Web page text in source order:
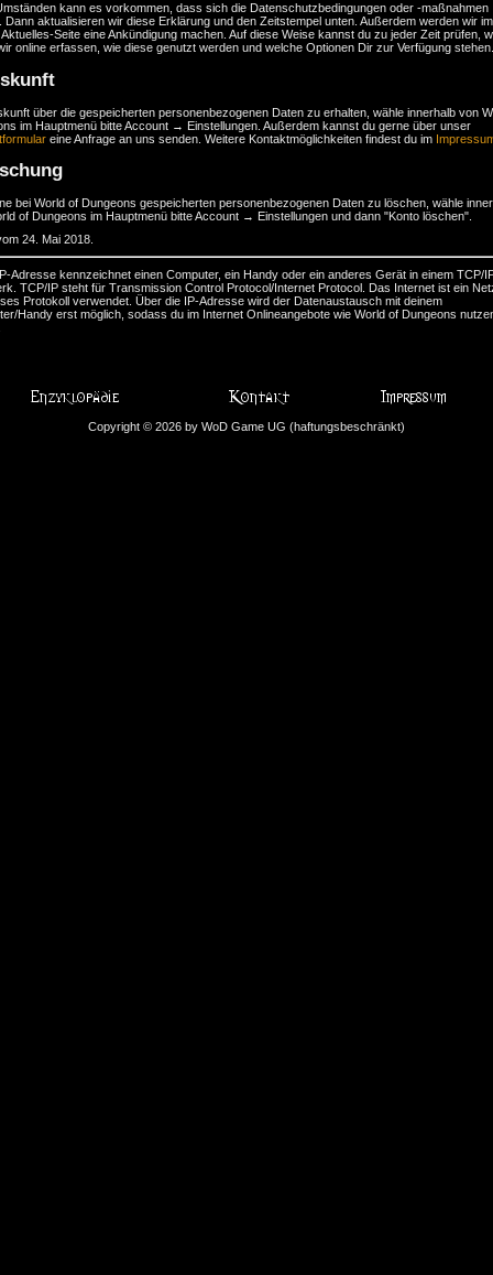
kann es vorkommen, dass sich die Datenschutzbedingungen oder -maßnahmen
Dann aktualisieren wir diese Erklärung und den Zeitstempel unten. Außerdem werden wir
Seite eine Ankündigung machen. Auf diese Weise kannst du zu jeder Zeit prüfen,
online erfassen, wie diese genutzt werden und welche Optionen Dir zur Verfügung stehen.
über die gespeicherten personenbezogenen Daten zu erhalten, wähle innerhalb von
im Hauptmenü bitte Account → Einstellungen. Außerdem kannst du gerne über unser
eine Anfrage an uns senden. Weitere Kontaktmöglichkeiten findest du im
bei World of Dungeons gespeicherten personenbezogenen Daten zu löschen, wähle
of Dungeons im Hauptmenü bitte Account → Einstellungen und dann "Konto löschen".
24. Mai 2018.
Adresse kennzeichnet einen Computer, ein Handy oder ein anderes Gerät in einem TCP/
TCP/IP steht für Transmission Control Protocol/Internet Protocol. Das Internet ist ein
Protokoll verwendet. Über die IP-Adresse wird der Datenaustausch mit deinem
Handy erst möglich, sodass du im Internet Onlineangebote wie World of Dungeons
Copyright © 2026 by WoD Game UG (haftungsbeschränkt)